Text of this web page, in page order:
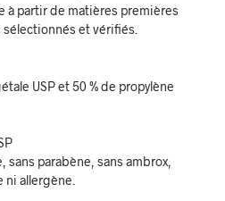
à partir de matières premières
et vérifiés.
USP et 50 % de propylène
sans parabène, sans ambrox,
ni allergène.